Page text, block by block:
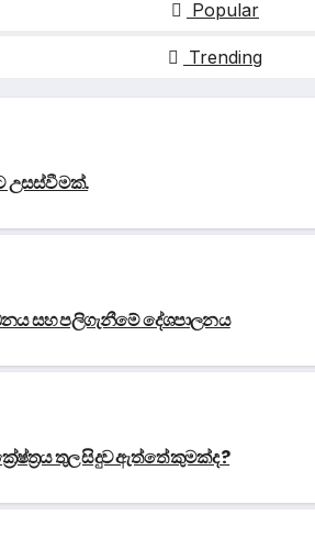
Popular
Trending
උසස්වීමක්.
සහ පලිගැනීමේ දේශපාලනය
තුල සිදුව ඇත්තේ කුමක්ද ?